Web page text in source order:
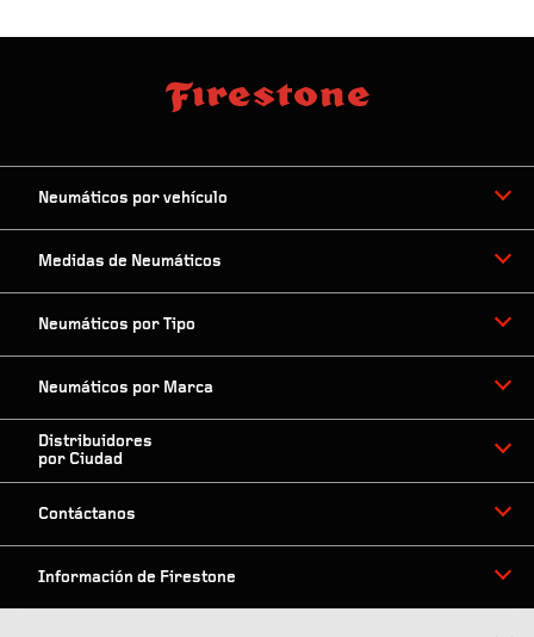
Neumáticos por vehículo
Medidas de Neumáticos
Neumáticos por Tipo
Neumáticos por Marca
Distribuidores
por Ciudad
Contáctanos
Información de Firestone